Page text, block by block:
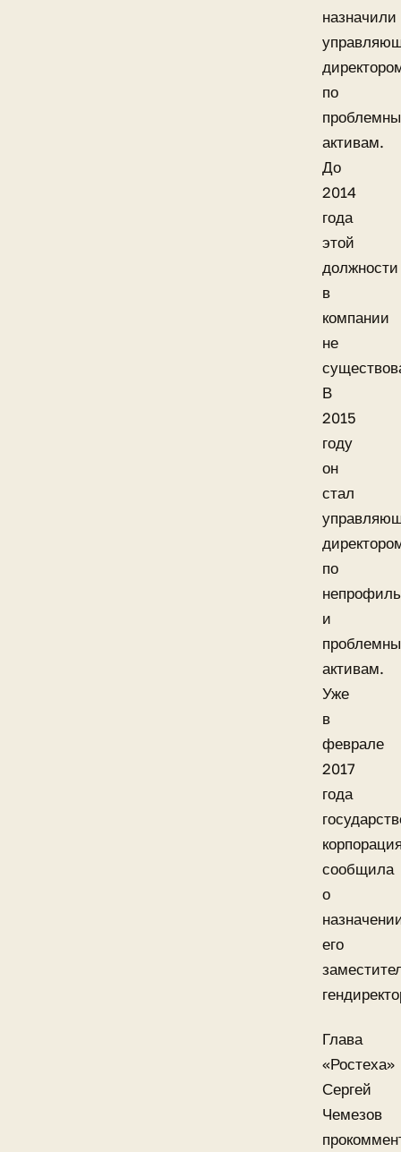
назначили
по
активам.
До
2014
года
этой
должности
в
компании
не
В
2015
году
он
стал
по
и
активам.
Уже
в
феврале
2017
года
сообщила
о
его
Глава
«Ростеха»
Сергей
Чемезов